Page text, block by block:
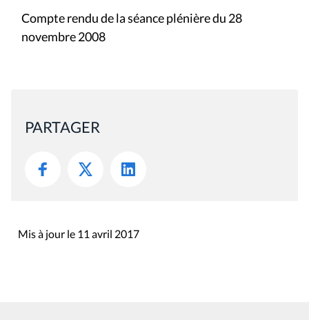
Compte rendu de la séance plénière du 28
novembre 2008
PARTAGER
Mis à jour le 11 avril 2017